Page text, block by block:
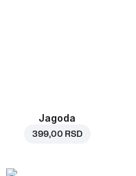
Jagoda
399,00 RSD